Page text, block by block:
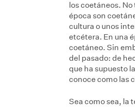
los coetáneos.
época son
cultura o unos
etcétera. En una
coetáneo. Sin
del pasado: de
que ha supuesto
conoce como las
Sea como sea, la